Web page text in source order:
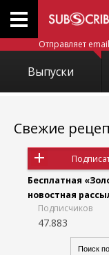
Отправляет
Выпуски
Свежие
Бесплатная
новостная
Подписчиков
47.883